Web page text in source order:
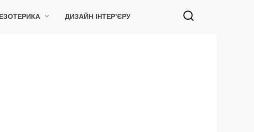
ЕЗОТЕРИКА ДИЗАЙН ІНТЕР’ЄРУ